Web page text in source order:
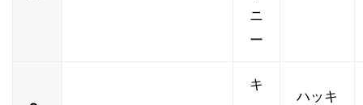
ニ
ー
キ
ハッキ